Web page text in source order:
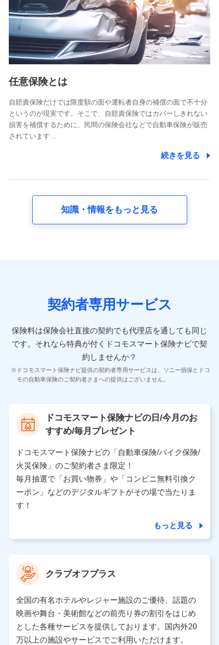
基本情報
氏名、電話番号、メールアドレス、お客さまの識別子、
属性、連絡先、dポイントサービスのご利用に関する情
報。例として、dポイントカード番号、性別、年齢、家族
構成、住所、dポイント残高、dポイント利用履歴などが
含まれます。
当社又は株式会社NTTドコモが提供する各種サービスな
又は株式会社NTTドコモが提供する各種サービスのご契
約状態・ご利用履歴インターネット利用時の行動に関す
る情報、アプリケーション利用時の行動に関する情報、
購入されたサービスや商品の名称・購入場所・決済に関
する情報、アンケートの回答に関する情報などが含まれ
の内容、保険料、保険料のお支払方法、車のメーカーや
走行距離などの情報、建物の構造や築年数などの情報、
険契約に関する情報。例として、保険契約者及び被保険
者の氏名、住所、生年月日、性別、保険契約者と被保険
報、建物の構造や築年数などの情報、ペットの種類や年
齢などの情報などが含まれます。
【共同して利用する者の範囲】
当社
当社又は株式会社NTTドコモが提供する保険関連サービ
スにおけるユーザ登録受付および管理のため
を受けている保険会社・提携会社の保険その他に関する
情報を提供するため、また維持管理等の委託業務遂行の
ため、またそれらに付帯、関連する当社、株式会社NTT
ドコモおよび提携会社のサービスを案内、提供するため
（各サービスで取得したサービス利用履歴、ウェブサイ
トの閲覧履歴、購買履歴、ご契約内容等のパーソナルデ
ータを分析して、お客さまの趣味・嗜好・傾向に応じた
上記に係る案内・手続き・管理等付帯業務を行うため
【当該個人データの管理について責任を有する者の名称・住
所・代表者名】
当該個人データを取り扱う各共同利用者（詳細は次のとお
り）
東京都千代田区永田町2丁目11番1号 山王パークタワー
株式会社NTTドコモ 代表取締役社長 前田 義晃
任意保険とは
自賠責保険だけでは限度額の面や運転者自身の補償の面で不十分
というのが現実です。そこで、自賠責保険ではカバーしきれない
損害を補償するために、民間の保険会社などで自動車保険が販売
されています…
続きを見る
知識・情報をもっと見る
契約者専用サービス
保険料は保険会社直接の契約でも代理店を通しても同じ
です。 それなら特典が付くドコモスマート保険ナビで契
約しませんか？
ドコモスマート保険ナビ提供の契約者専用サービスは、ソニー損保とドコ
モの自動車保険のご契約者さまへの提供はございません。
ドコモスマート保険ナビの日/今月のお
すすめ/毎月プレゼント
ドコモスマート保険ナビの「自動車保険/バイク保険/
火災保険」のご契約者さま限定！
毎月抽選で「お買い物券」や「コンビニ無料引換ク
ーポン」などのデジタルギフトがその場で当たりま
す！
もっと見る
クラブオフプラス
全国の有名ホテルやレジャー施設のご優待、話題の
映画や舞台・美術館などの前売り券の割引をはじめ
とした各種サービスを提供しております。国内外20
万以上の施設やサービスでご利用いただけます。